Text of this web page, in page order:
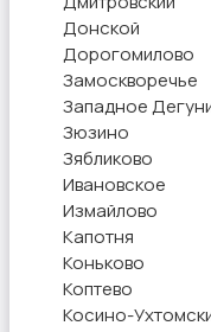
Донской
Дорогомилово
Замоскворечье
Западное
Зюзино
Зябликово
Ивановское
Измайлово
Капотня
Коньково
Коптево
Косино-